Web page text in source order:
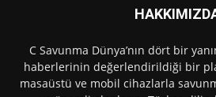
C Savunma Dünya’nın dört bir
haberlerinin değerlendirildiği bir
masaüstü ve mobil cihazlarla